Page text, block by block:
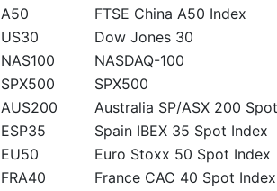
A50
FTSE China A50 Index
US30
Dow Jones 30
NAS100
NASDAQ-100
SPX500
SPX500
AUS200
Australia SP/ASX 200
ESP35
Spain IBEX 35 Spot Index
EU50
Euro Stoxx 50 Spot Index
FRA40
France CAC 40 Spot Index